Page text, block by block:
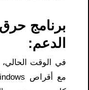
برنامج
الدعم:
في الوقت